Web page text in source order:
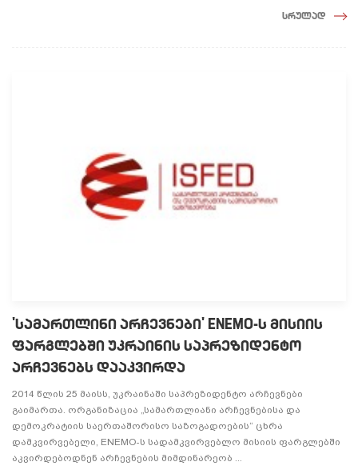
სრულად
'სამართლინი არჩევნები' ENEMO-ს მისიის
ფარგლებში უკრაინის საპრეზიდენტო
არჩევნებს დააკვირდა
2014 წლის 25 მაისს, უკრაინაში საპრეზიდენტო არჩევნები
გაიმართა. ორგანიზაცია „სამართლიანი არჩევნებისა და
დემოკრატიის საერთაშორისო საზოგადოების“ ცხრა
დამკვირვებელი, ENEMO-ს სადამკვირვებლო მისიის ფარგლებში
აკვირდებოდნენ არჩევნების მიმდინარეობ ...